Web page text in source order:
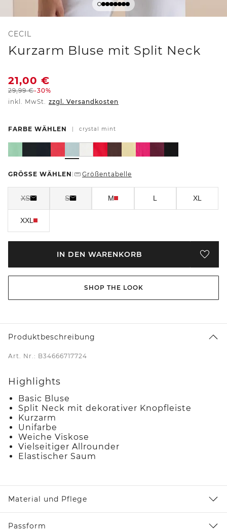
CECIL
Kurzarm Bluse mit Split Neck
21,00 €
29,99€-30%
inkl. MwSt. zzgl. Versandkosten
FARBE WÄHLEN crystal mint
GRÖSSE WÄHLEN Größentabelle
XS S M L XL
XXL
IN DEN WARENKORB
SHOP THE LOOK
Produktbeschreibung
Art. Nr.: B34666717724
Highlights
Basic Bluse
Split Neck mit dekorativer Knopfleiste
Kurzarm
Unifarbe
Weiche Viskose
Vielseitiger Allrounder
Elastischer Saum
Material und Pflege
Passform